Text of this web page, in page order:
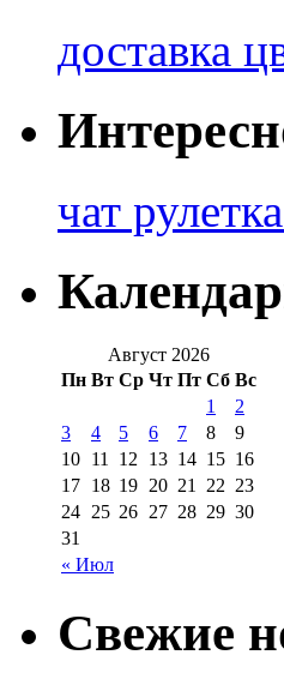
доставка
чат
Август 2026
Пн Вт Ср Чт Пт Сб Вс
« Июл
1
2
3
4 5 6 7 8
9
10 11 12 13 14 15 16
17 18 19 20 21 22 23
24 25 26 27 28 29 30
31
Свежие